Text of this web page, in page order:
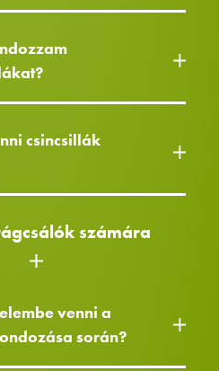
csincsillák
számára
venni a
során?